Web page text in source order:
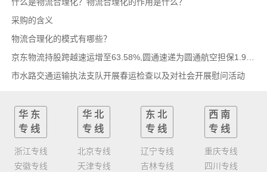
采购的含义
物流合理化的模式有哪些？
市水路交通运输执法支队开展春运检查以及对社会开展慰问活动
华东
专线
浙江专线
安徽专线
华北
专线
北京专线
天津专线
东北
专线
辽宁专线
吉林专线
西南
专线
重庆专线
四川专线